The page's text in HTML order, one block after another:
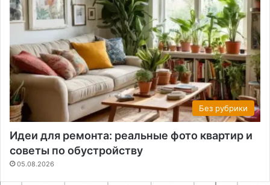
Без рубрики
Идеи для ремонта: реальные фото квартир и
советы по обустройству
05.08.2026